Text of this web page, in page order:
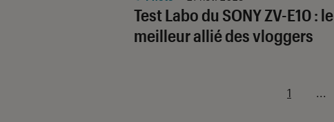
Test Labo du SONY ZV-E10 : le
meilleur allié des vloggers
1 ...